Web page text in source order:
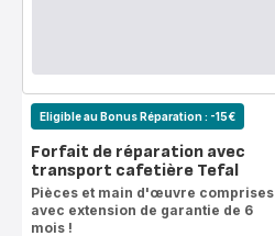
Eligible au Bonus Réparation : -15€
Forfait de réparation avec
transport cafetière Tefal
Pièces et main d'œuvre comprises
avec extension de garantie de 6
mois !